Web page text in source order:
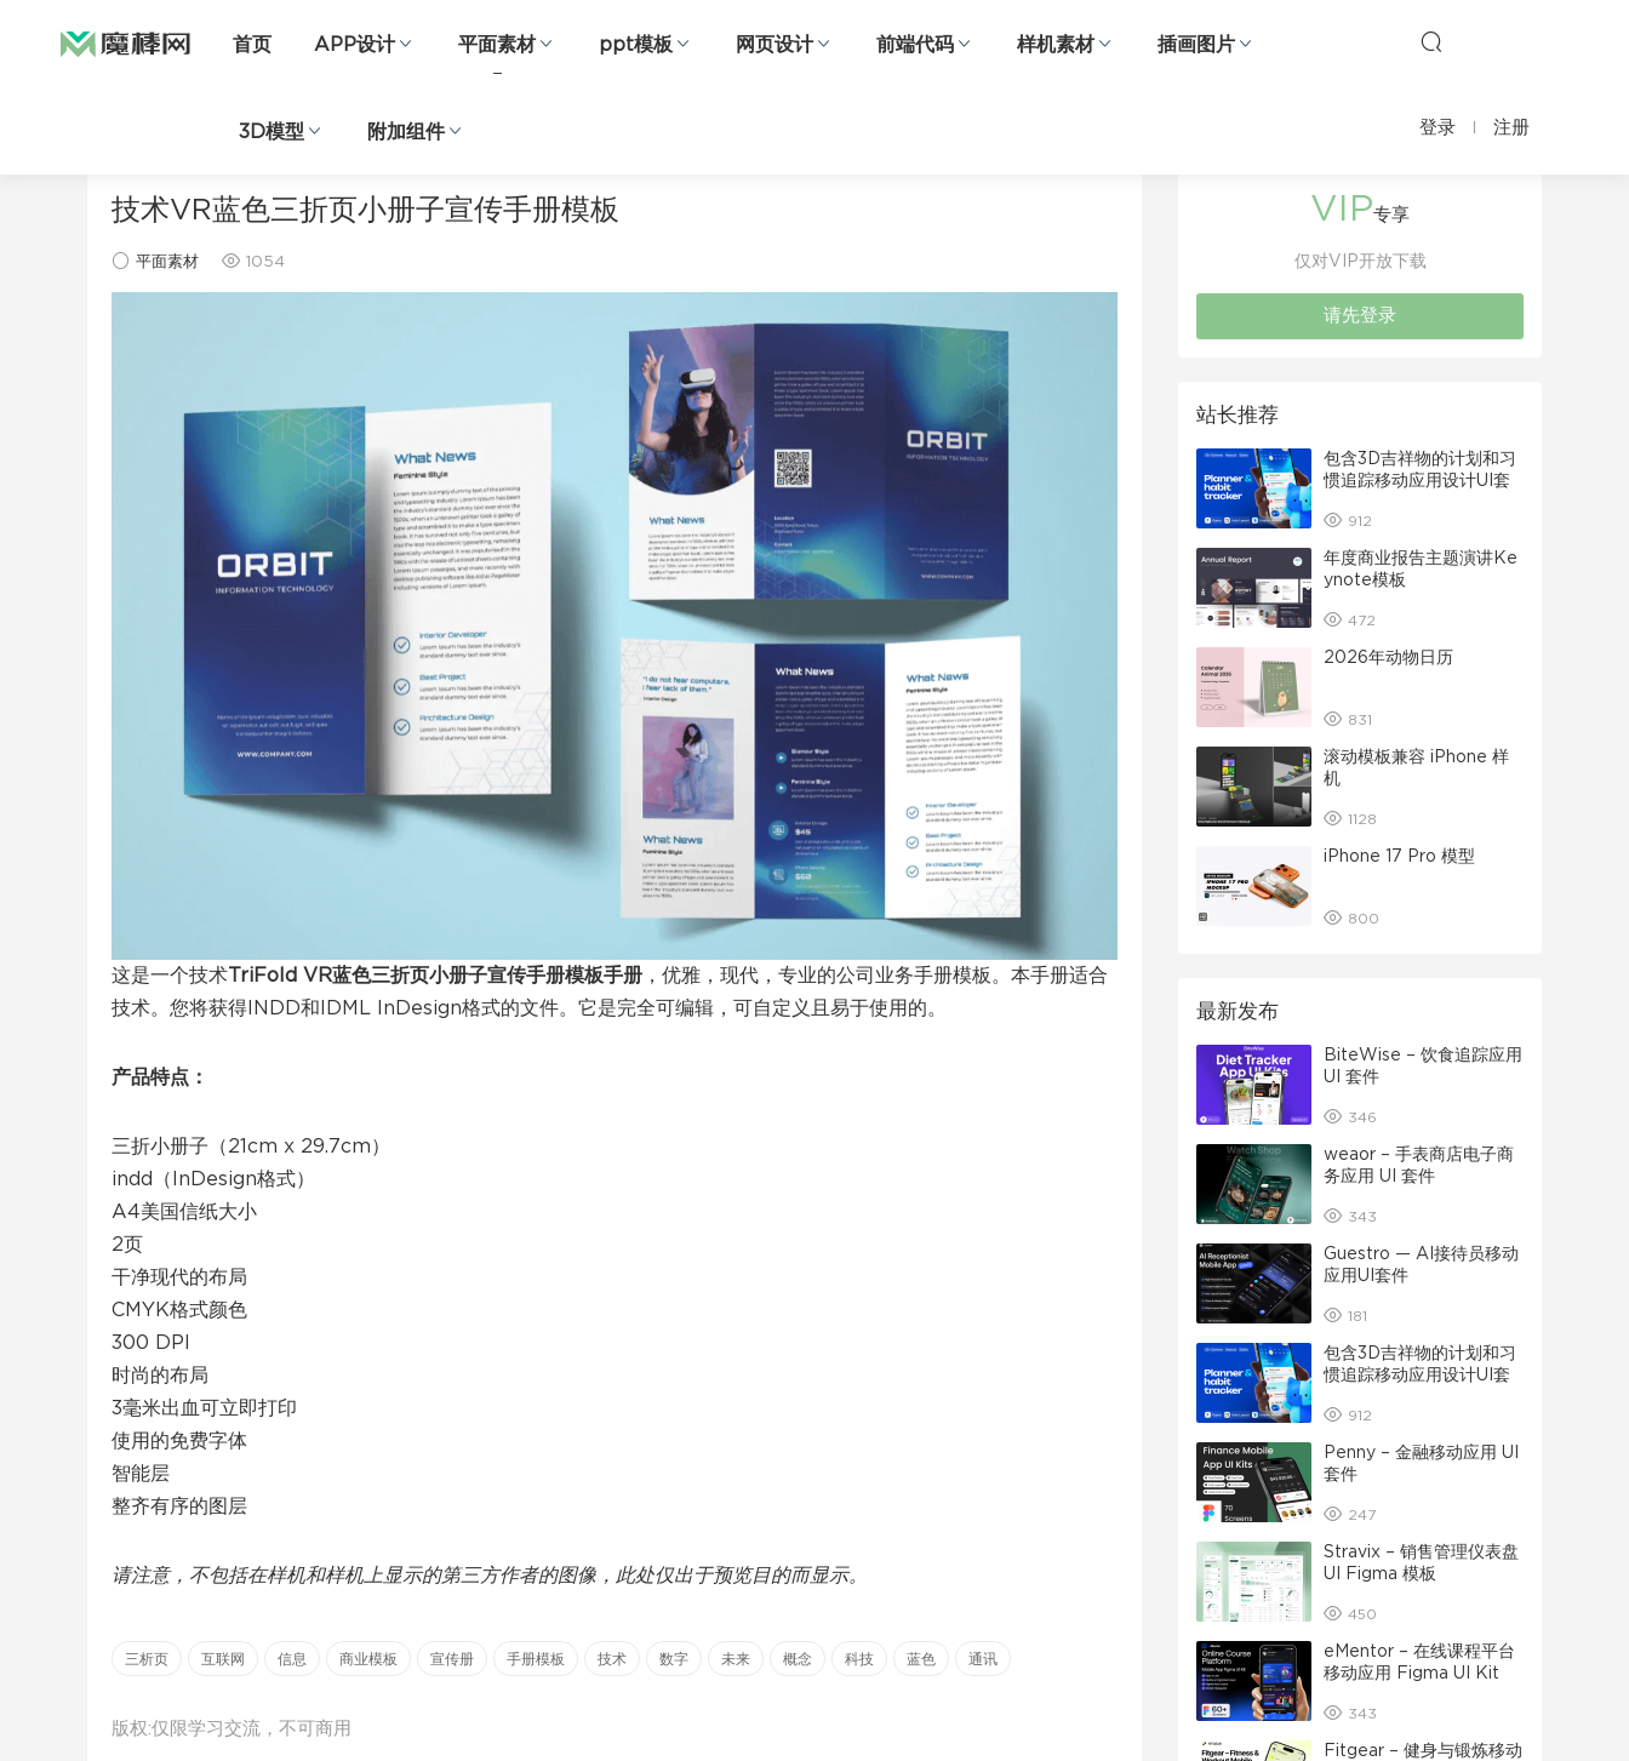
首页 APP设计 平面素材 ppt模板 网页设计 前端代码 样机素材 插画图片
3D模型 附加组件 登录 注册
平面素材
技术VR蓝色三折页小册子宣传手册模板
平面素材 1054
这是一个技术TriFold VR蓝色三折页小册子宣传手册模板手册 ，优雅，现代，专业的公司业务手册模板。本手册适合
技术。您将获得INDD和IDML InDesign格式的文件。它是完全可编辑，可自定义且易于使用的。
产品特点：
三折小册子（21cm x 29.7cm）
indd（InDesign格式）
A4美国信纸大小
2页
干净现代的布局
CMYK格式颜色
300 DPI
时尚的布局
3毫米出血可立即打印
使用的免费字体
智能层
整齐有序的图层
请注意，不包括在样机和样机上显示的第三方作者的图像，此处仅出于预览目的而显示。
三析页 互联网 信息 商业模板 宣传册 手册模板 技术 数字 未来 概念 科技 蓝色 通讯
版权:仅限学习交流，不可商用
VIP专享
仅对VIP开放下载
请先登录
站长推荐
包含3D吉祥物的计划和习
惯追踪移动应用设计UI套
912
年度商业报告主题演讲Ke
ynote模板
472
2026年动物日历
831
滚动模板兼容 iPhone 样
机
1128
iPhone 17 Pro 模型
800
最新发布
BiteWise – 饮食追踪应用
UI 套件
346
weaor – 手表商店电子商
务应用 UI 套件
343
Guestro — AI接待员移动
应用UI套件
181
包含3D吉祥物的计划和习
惯追踪移动应用设计UI套
912
Penny – 金融移动应用 UI
套件
247
Stravix – 销售管理仪表盘
UI Figma 模板
450
eMentor – 在线课程平台
移动应用 Figma UI Kit
343
Fitgear – 健身与锻炼移动